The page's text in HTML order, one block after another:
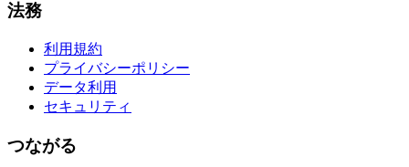
法務
利用規約
プライバシーポリシー
データ利用
セキュリティ
つながる